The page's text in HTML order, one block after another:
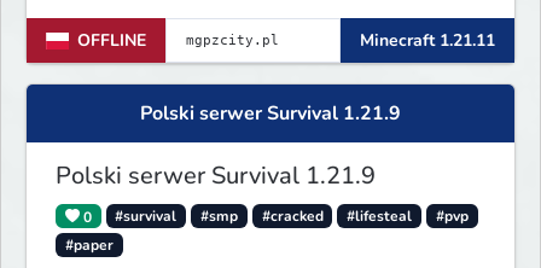
dungeony, nowe itemy i custom
enchanty! Zabezpiecz działki,
zagraj w kasynie i baw się dzięki
zaawansowanym pluginom. Wbijaj na
OFFLINE Minecraft 1.21.11
Polski serwer Survival 1.21.9
Polski serwer Survival 1.21.9
0 #survival #smp #cracked #lifesteal
#pvp
#paper